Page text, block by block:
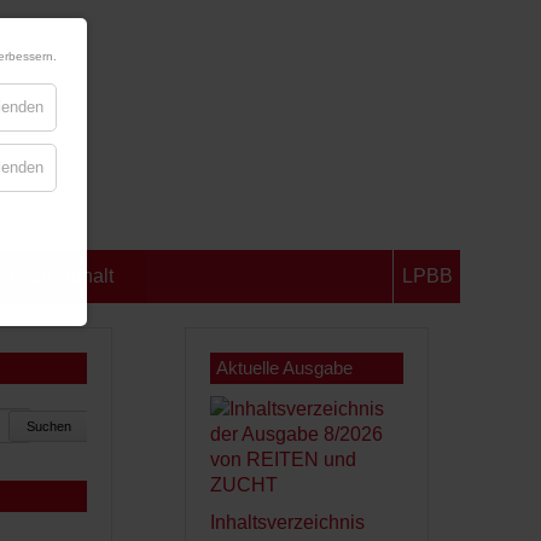
Anhalt LPBB
Suchen
Aktuelle Ausgabe
Inhaltsverzeichnis